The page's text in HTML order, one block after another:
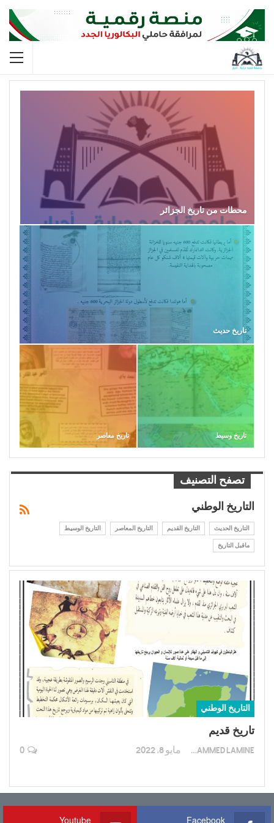
محطات من تاريخ الجزائر
تاريخ حديث
تاريخ وسيط تاريخ معاصر
تصفح التصنيف
التاريخ الوطني
التاريخ الحديث التاريخ القديم التاريخ المعاصر التاريخ الوسيط
ماقبل التاريخ
التاريخ الوطني
تاريخ قديم
BEKRAOUI MOHAMMED LAMINE مايو 8, 2022
Facebook
Youtube